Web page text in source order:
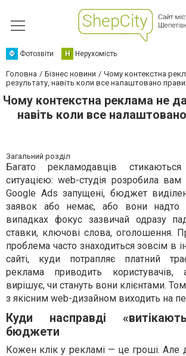
Ф Фотозвіти Н Нерухомість
Головна Бізнес новини
Чому контекстна
результату, навіть коли все налаштовано
Чому контекстна реклама не
навіть коли все
Загальний розділ
Багато рекламодавців
ситуацією: web-студія розробила вам
Google Ads запущені, бюджет
заявок або немає, або вони надто
випадках фокус зазвичай одразу
ставки, ключові слова, оголошення.
проблема часто знаходиться зовсім в
сайті, куди потрапляє платний
реклама приводить
вирішує, чи стануть вони клієнтами.
з якісним web-дизайном виходить на
Куди насправді
бюджети
Кожен клік у рекламі — це гроші. Але